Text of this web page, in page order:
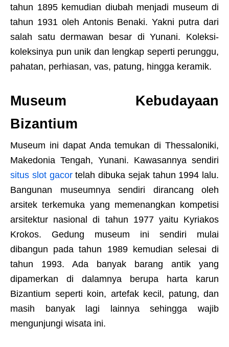
tahun 1895 kemudian diubah menjadi museum di
tahun 1931 oleh Antonis Benaki. Yakni putra dari
salah satu dermawan besar di Yunani. Koleksi-
koleksinya pun unik dan lengkap seperti perunggu,
pahatan, perhiasan, vas, patung, hingga keramik.
Museum Kebudayaan
Bizantium
Museum ini dapat Anda temukan di Thessaloniki,
Makedonia Tengah, Yunani. Kawasannya sendiri
situs slot gacortelah dibuka sejak tahun 1994 lalu.
Bangunan museumnya sendiri dirancang oleh
arsitek terkemuka yang memenangkan kompetisi
arsitektur nasional di tahun 1977 yaitu Kyriakos
Krokos. Gedung museum ini sendiri mulai
dibangun pada tahun 1989 kemudian selesai di
tahun 1993. Ada banyak barang antik yang
dipamerkan di dalamnya berupa harta karun
Bizantium seperti koin, artefak kecil, patung, dan
masih banyak lagi lainnya sehingga wajib
mengunjungi wisata ini.